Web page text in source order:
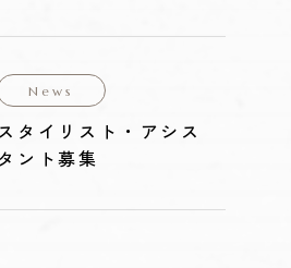
News
スタイリスト・アシス
タント募集